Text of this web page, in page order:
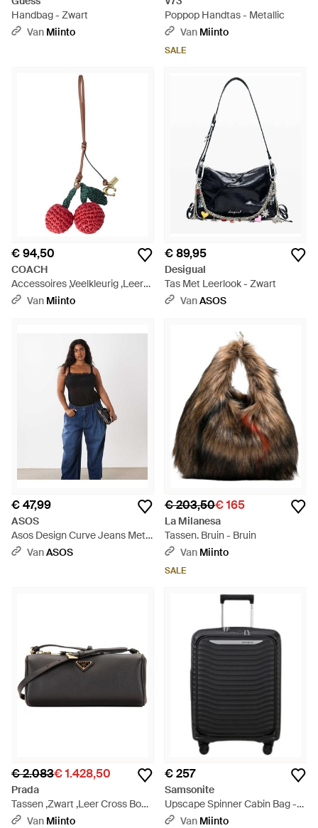
Handbag - Zwart
Van Miinto
Poppop Handtas - Metallic
Van Miinto
SALE
€ 94,50
COACH
Accessoires ,Veelkleurig ,Leer
Tassenhanger Met Kersen -
Van Miinto
€ 89,95
Desigual
Tas Met Leerlook - Zwart
VanASOS
€ 47,99
ASOS
Asos Design Curve Jeans Met
Plooien Aan De Voorkant En
VanASOS
€ 203,50€ 165
La Milanesa
Tassen. Bruin - Bruin
Van Miinto
SALE
€ 2.083€ 1.428,50
Prada
Tassen ,Zwart ,Leer Cross Body
Bags - Zwart
Van Miinto
€ 257
Samsonite
Upscape Spinner Cabin Bag -
Zwart
Van Miinto